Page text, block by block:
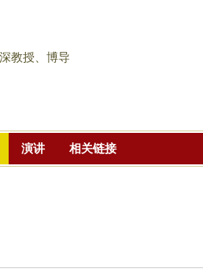
到
主
教授、博导
演讲 相关链接